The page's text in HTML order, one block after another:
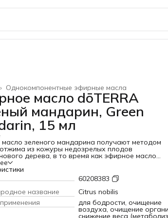
Однокомпонентные эфирные масла
›
масло dōTERRA
мандарин, Green
15 мл
зеленого мандарина получают методом
из кожуры недозрелых плодов
дерева, в то время как эфирное масло
мандарина получают из спелых плодов. Зеленый
известен расслабляющим воздействием на
может поддерживать здоровому пищеварению.
один из основных химических компонентов
масла зеленого мандарина – знаменит тем, что
с очищением поверхностей. Лимонен
могут поддерживать здоровому
мандарин может повышать
60208383
название
Citrus nobilis
для бодрости, очищение
воздуха, очищение
снижение веса